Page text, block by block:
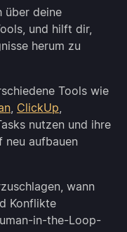
über deine
und hilft dir,
herum zu
Tools wie
ClickUp
nutzen und ihre
neu aufbauen
wann
Konflikte
in-the-Loop-